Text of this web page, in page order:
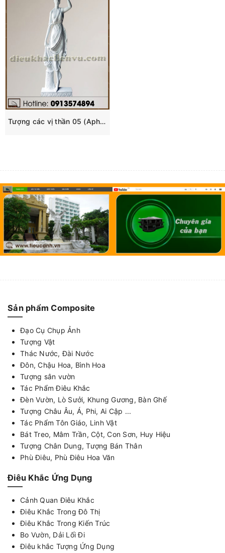
Tượng các vị thần 05 (Aphrodite)
Sản phẩm Composite
Đạo Cụ Chụp Ảnh
Tượng Vật
Thác Nước, Đài Nước
Đôn, Chậu Hoa, Bình Hoa
Tượng sân vườn
Tác Phẩm Điêu Khắc
Đèn Vườn, Lò Sưởi, Khung Gương, Bàn Ghế
Tượng Châu Âu, Á, Phi, Ai Cập ...
Tác Phẩm Tôn Giáo, Linh Vật
Bát Treo, Mâm Trần, Cột, Con Sơn, Huy Hiệu
Tượng Chân Dung, Tượng Bán Thân
Phù Điêu, Phù Điêu Hoa Văn
Điêu Khắc Ứng Dụng
Cảnh Quan Điêu Khắc
Điêu Khắc Trong Đô Thị
Điêu Khắc Trong Kiến Trúc
Bo Vườn, Dải Lối Đi
Điêu khắc Tượng Ứng Dụng